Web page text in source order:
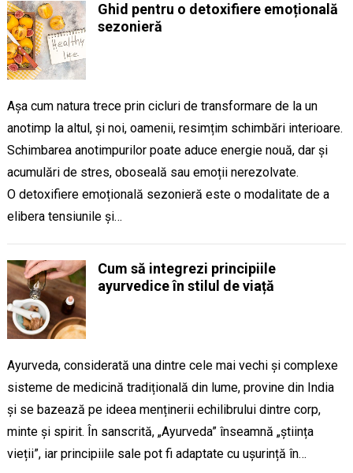
Ghid pentru o detoxifiere emoțională
sezonieră
Așa cum natura trece prin cicluri de transformare de la un
anotimp la altul, și noi, oamenii, resimțim schimbări interioare.
Schimbarea anotimpurilor poate aduce energie nouă, dar și
acumulări de stres, oboseală sau emoții nerezolvate.
O detoxifiere emoțională sezonieră este o modalitate de a
elibera tensiunile și…
Cum să integrezi principiile
ayurvedice în stilul de viață
Ayurveda, considerată una dintre cele mai vechi și complexe
sisteme de medicină tradițională din lume, provine din India
și se bazează pe ideea menținerii echilibrului dintre corp,
minte și spirit. În sanscrită, „Ayurveda” înseamnă „știința
vieții”, iar principiile sale pot fi adaptate cu ușurință în…